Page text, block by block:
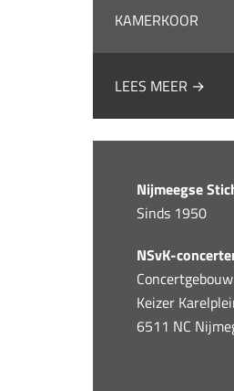
KAMERKOOR
LEES MEER →
Nijmeegse
Sinds 1950
NSvK-
Keizer
6511 NC